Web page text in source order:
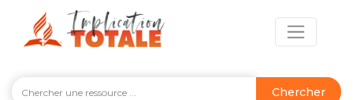
Chercher